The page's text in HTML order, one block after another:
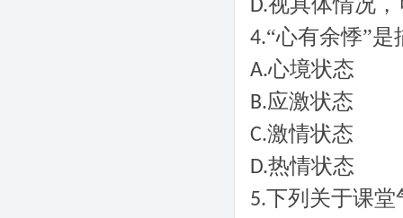
D.
4.“心有余悸”
A.心境状态
B.应激状态
C.激情状态
D.热情状态
5.下列关于课堂